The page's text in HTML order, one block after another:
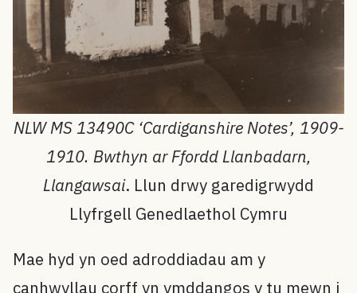
NLW MS 13490C ‘Cardiganshire Notes’, 1909-
1910. Bwthyn ar Ffordd Llanbadarn,
Llangawsai. Llun drwy garedigrwydd
Llyfrgell Genedlaethol Cymru
Mae hyd yn oed adroddiadau am y
canhwyllau corff yn ymddangos y tu mewn i